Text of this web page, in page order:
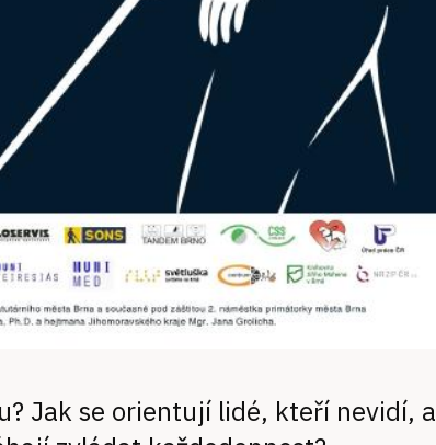
Jak se orientují lidé, kteří nevidí, a